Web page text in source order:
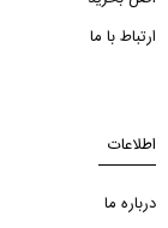
ارتباط با ما
اطلاعات
درباره ما